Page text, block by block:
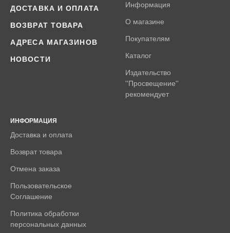
ДОСТАВКА И ОПЛАТА
ВОЗВРАТ ТОВАРА
АДРЕСА МАГАЗИНОВ
НОВОСТИ
Информация
О магазине
Покупателям
Каталог
Издательство
''Просвещение''
рекомендует
ИНФОРМАЦИЯ
Доставка и оплата
Возврат товара
Отмена заказа
Пользовательское
Соглашение
Политика обработки
персональных данных